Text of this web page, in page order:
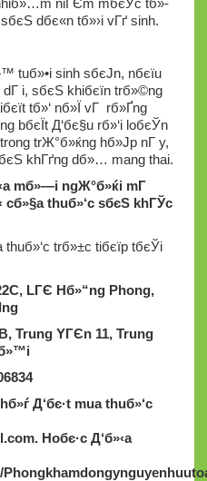
niГЄm mбєЎc tб»­
dбє«n tб»›i vГґ sinh.
tuб»•i sinh sбєЈn, nбєїu
dГ i, sбєЅ khiбєїn trб»©ng
tб»‘ nб»Ї vГ rб»Ґng
bбєЇt Д‘бє§u rб»‘i loбєЎn
trЖ°б»ќng hб»Јp nГ y,
khГґng dб»… mang thai.
mб»—i ngЖ°б»ќi mГ
cб»§a thuб»‘c sбєЅ khГЎc
thuб»‘c trб»±c tiбєїp tбєЎi
LГЄ Hб»“ng Phong,
Trung YГЄn 11, Trung
Д‘бє·t mua thuб»‘c
. Hoбє·c Д‘б»‹a